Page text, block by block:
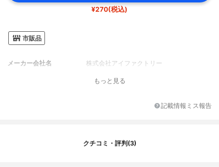
¥270(税込)
市販品
メーカー会社名 株式会社アイファクトリー
もっと見る
記載情報ミス報告
クチコミ・評判(3)